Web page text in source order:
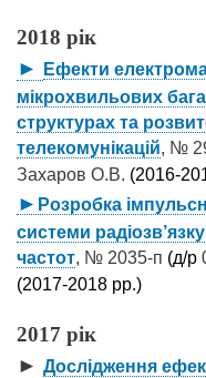
2018 рік
►
Ефекти
мікрохвильових
структурах та
телекомунікацій, №
Захаров О.В. (2016-
► Розробка
системи
частот, № 2035-п (д/р
(2017-2018 рр.)
2017 рік
► Дослідження